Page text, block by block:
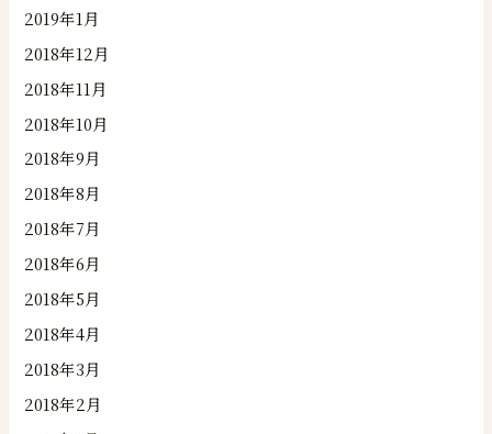
2019年1月
2018年12月
2018年11月
2018年10月
2018年9月
2018年8月
2018年7月
2018年6月
2018年5月
2018年4月
2018年3月
2018年2月